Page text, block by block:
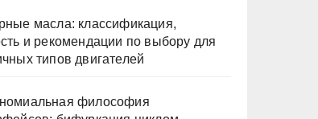
масла: классификация,
и рекомендации по выбору для
типов двигателей
философия